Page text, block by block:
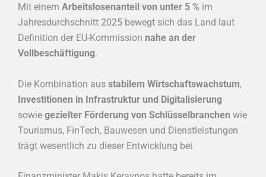
Mit einem Arbeitslosenanteil von unter 5 % im
Jahresdurchschnitt 2025 bewegt sich das Land laut
Definition der EU-Kommission nahe an der
Vollbeschäftigung.
Die Kombination aus stabilem Wirtschaftswachstum,
Investitionen in Infrastruktur und Digitalisierung
sowie gezielter Förderung von Schlüsselbranchen wie
Tourismus, FinTech, Bauwesen und Dienstleistungen
trägt wesentlich zu dieser Entwicklung bei.